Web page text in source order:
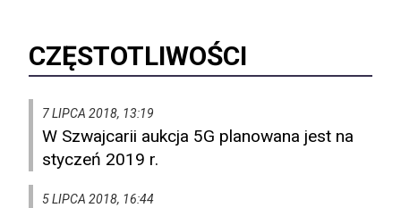
CZĘSTOTLIWOŚCI
7 LIPCA 2018, 13:19
W Szwajcarii aukcja 5G planowana jest na
styczeń 2019 r.
5 LIPCA 2018, 16:44